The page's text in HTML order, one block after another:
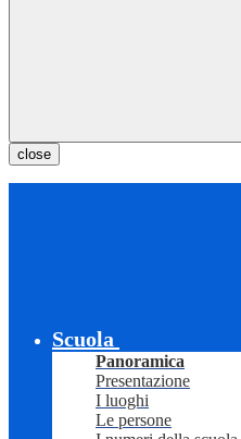
close
Scuola
Panoramica
Presentazione
I luoghi
Le persone